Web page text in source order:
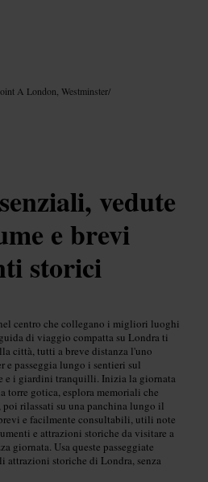
A London, Westminster/
vedute
e brevi
storici
centro che collegano i migliori luoghi
di viaggio compatta su Londra ti
città, tutti a breve distanza l'uno
e passeggia lungo i sentieri sul
e i giardini tranquilli. Inizia la giornata
torre gotica, esplora memoriali che
rilassati su una panchina lungo il
e facilmente consultabili, utili note
e attrazioni storiche da visitare a
giornata. Usa queste passeggiate
attrazioni storiche di Londra, senza